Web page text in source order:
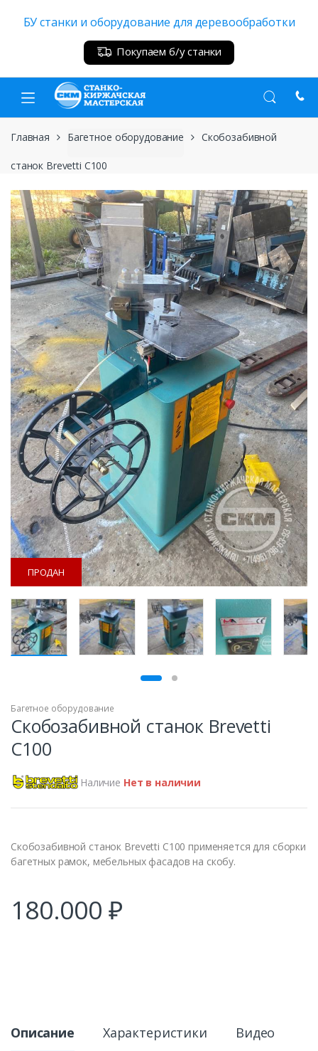
БУ станки и оборудование для деревообработки
Покупаем б/у станки
Главная Багетное оборудование Скобозабивной
станок Brevetti C100
ПРОДАН
ПРОДАН
Багетное оборудование
Скобозабивной станок Brevetti
C100
Наличие Нет в наличии
Скобозабивной станок Brevetti C100 применяется для сборки
багетных рамок, мебельных фасадов на скобу.
180.000 ₽
Описание Характеристики Видео